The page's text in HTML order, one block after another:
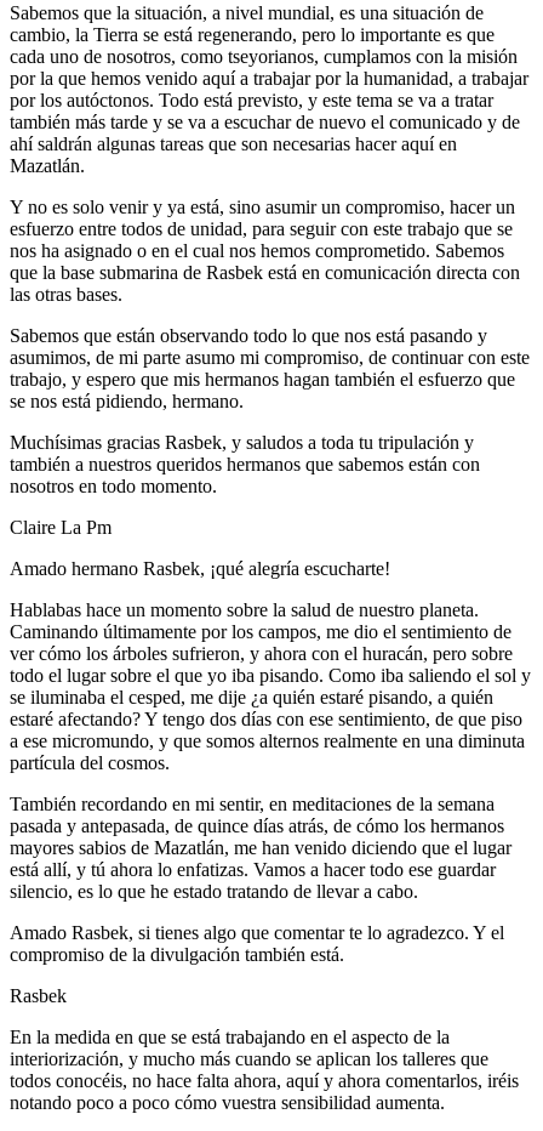
Sabemos que la situación, a nivel mundial, es una situación de
cambio, la Tierra se está regenerando, pero lo importante es que
cada uno de nosotros, como tseyorianos, cumplamos con la misión
por la que hemos venido aquí a trabajar por la humanidad, a trabajar
por los autóctonos. Todo está previsto, y este tema se va a tratar
también más tarde y se va a escuchar de nuevo el comunicado y de
ahí saldrán algunas tareas que son necesarias hacer aquí en
Mazatlán.
Y no es solo venir y ya está, sino asumir un compromiso, hacer un
esfuerzo entre todos de unidad, para seguir con este trabajo que se
nos ha asignado o en el cual nos hemos comprometido. Sabemos
que la base submarina de Rasbek está en comunicación directa con
las otras bases.
Sabemos que están observando todo lo que nos está pasando y
asumimos, de mi parte asumo mi compromiso, de continuar con este
trabajo, y espero que mis hermanos hagan también el esfuerzo que
se nos está pidiendo, hermano.
Muchísimas gracias Rasbek, y saludos a toda tu tripulación y
también a nuestros queridos hermanos que sabemos están con
nosotros en todo momento.
Claire La Pm
Amado hermano Rasbek, ¡qué alegría escucharte!
Hablabas hace un momento sobre la salud de nuestro planeta.
Caminando últimamente por los campos, me dio el sentimiento de
ver cómo los árboles sufrieron, y ahora con el huracán, pero sobre
todo el lugar sobre el que yo iba pisando. Como iba saliendo el sol y
se iluminaba el cesped, me dije ¿a quién estaré pisando, a quién
estaré afectando? Y tengo dos días con ese sentimiento, de que piso
a ese micromundo, y que somos alternos realmente en una diminuta
partícula del cosmos.
También recordando en mi sentir, en meditaciones de la semana
pasada y antepasada, de quince días atrás, de cómo los hermanos
mayores sabios de Mazatlán, me han venido diciendo que el lugar
está allí, y tú ahora lo enfatizas. Vamos a hacer todo ese guardar
silencio, es lo que he estado tratando de llevar a cabo.
Amado Rasbek, si tienes algo que comentar te lo agradezco. Y el
compromiso de la divulgación también está.
Rasbek
En la medida en que se está trabajando en el aspecto de la
interiorización, y mucho más cuando se aplican los talleres que
todos conocéis, no hace falta ahora, aquí y ahora comentarlos, iréis
notando poco a poco cómo vuestra sensibilidad aumenta.